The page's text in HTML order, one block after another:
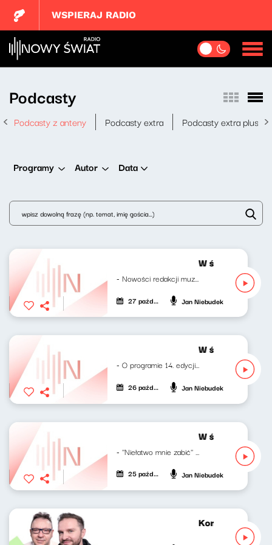
WSPIERAJ RADIO
Podcasty
Podcasty z anteny Podcasty extra Podcasty extra plus
Programy Autor Data
W środku dnia
- Nowości redakcji muzycznej RNŚ Marcelina...
27 października 2023 Jan Niebudek
W środku dnia
- O programie 14. edycji AFF we...
26 października 2023 Jan Niebudek
W środku dnia
25 października 2023 Jan Niebudek
Koncert życzeń